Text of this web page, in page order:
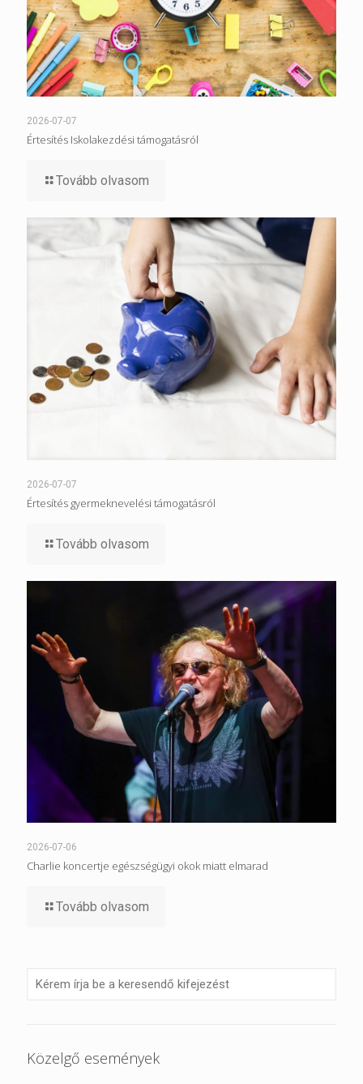
2026-07-07
Értesítés Iskolakezdési támogatásról
Tovább olvasom
2026-07-07
Értesítés gyermeknevelési támogatásról
Tovább olvasom
2026-07-06
Charlie koncertje egészségügyi okok miatt elmarad
Tovább olvasom
Közelgő események